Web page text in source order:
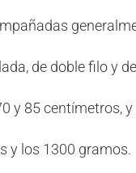
de doble filo y
y 85
y los 1300 gramos.